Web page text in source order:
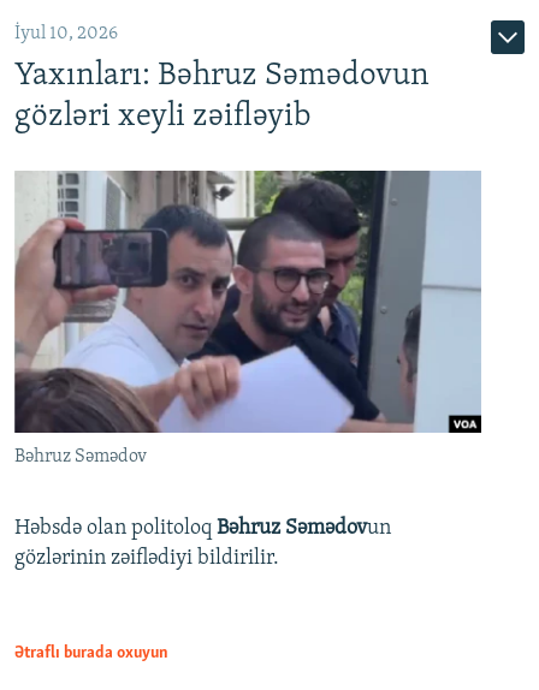
İyul 10, 2026
Yaxınları: Bəhruz Səmədovun
gözləri xeyli zəifləyib
Bəhruz Səmədov
Həbsdə olan politoloq Bəhruz Səmədovun
gözlərinin zəiflədiyi bildirilir.
Ətraflı burada oxuyun